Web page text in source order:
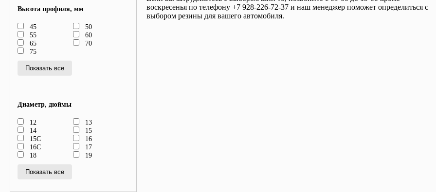
Высота профиля, мм
45
50
55
60
65
70
75
Показать все
Диаметр, дюймы
12
13
14
15
15C
16
16C
17
18
19
Показать все
воскресенья по телефону +7 928-226-72-37 и наш менеджер поможет определиться с
выбором резины для вашего автомобиля.